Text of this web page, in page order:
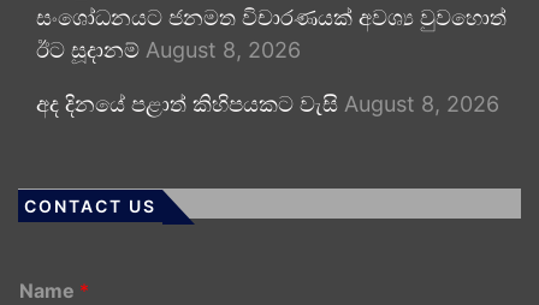
සංශෝධනයට ජනමත විචාරණයක් අවශ්‍ය වුවහොත්
ඊට සූදානම් August 8, 2026
අද දිනයේ පළාත් කිහිපයකට වැසි August 8, 2026
CONTACT US
Name *